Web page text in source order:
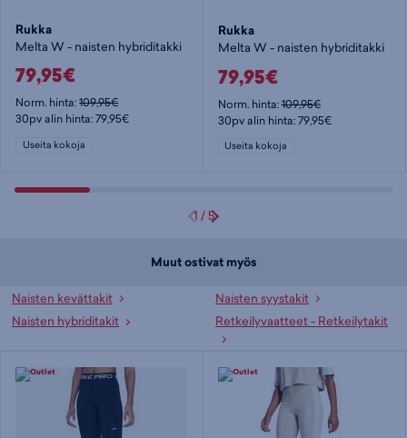
Rukka
Melta W - naisten hybriditakki
79,95€
Norm. hinta:109,95€
30pv alin hinta: 79,95€
Useita kokoja
Rukka
Melta W - naisten hybriditakki
79,95€
Norm. hinta:109,95€
30pv alin hinta: 79,95€
Useita kokoja
1 /5
Muut ostivat myös
Naisten kevättakit
Naisten syystakit
Naisten hybriditakit
Retkeilyvaatteet - Retkeilytakit